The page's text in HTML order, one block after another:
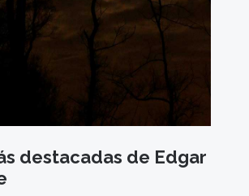
destacadas de Edgar